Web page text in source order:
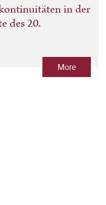
in der
des 20.
More